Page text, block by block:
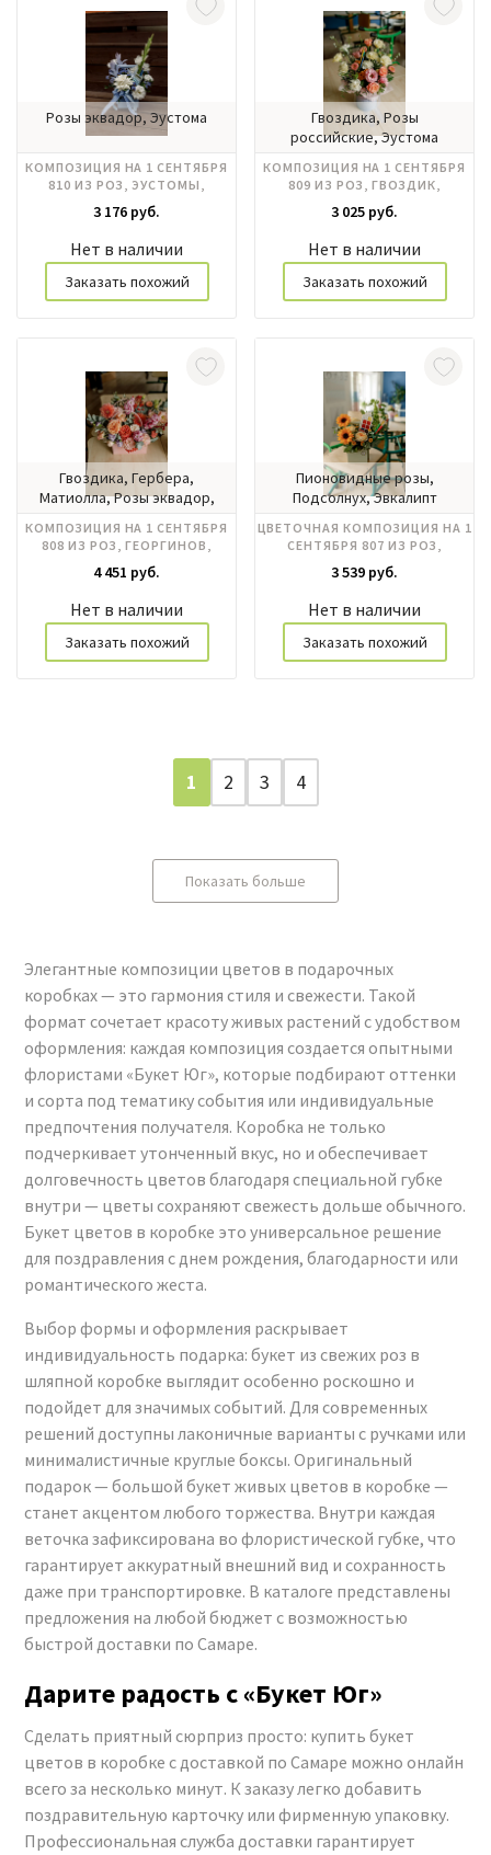
Розы эквадор, Эустома
КОМПОЗИЦИЯ НА 1 СЕНТЯБРЯ
810 ИЗ РОЗ, ЭУСТОМЫ,
ГЛАДИОЛУСА
3 176 руб.
Нет в наличии
Заказать похожий
Гвоздика, Розы
российские, Эустома
КОМПОЗИЦИЯ НА 1 СЕНТЯБРЯ
809 ИЗ РОЗ, ГВОЗДИК,
ЭУСТОМЫ
3 025 руб.
Нет в наличии
Заказать похожий
Гвоздика, Гербера,
Матиолла, Розы эквадор,
КОМПОЗИЦИЯ НА 1 СЕНТЯБРЯ
808 ИЗ РОЗ, ГЕОРГИНОВ,
ЭУСТОМЫ
4 451 руб.
Нет в наличии
Заказать похожий
Пионовидные розы,
Подсолнух, Эвкалипт
ЦВЕТОЧНАЯ КОМПОЗИЦИЯ НА 1
СЕНТЯБРЯ 807 ИЗ РОЗ,
ПОДСОЛНУХОВ, МОЛЮЦЕЛЛЫ
3 539 руб.
Нет в наличии
Заказать похожий
1 2 3 4
Показать больше
Элегантные композиции цветов в подарочных
коробках— это гармония стиля и свежести. Такой
формат сочетает красоту живых растений с удобством
оформления: каждая композиция создается опытными
флористами «Букет Юг», которые подбирают оттенки
и сорта под тематику события или индивидуальные
предпочтения получателя. Коробка не только
подчеркивает утонченный вкус, но и обеспечивает
долговечность цветов благодаря специальной губке
внутри — цветы сохраняют свежесть дольше обычного.
Букет цветов в коробке это универсальное решение
для поздравления с днем рождения, благодарности или
романтического жеста.
Выбор формы и оформления раскрывает
индивидуальность подарка: букет из свежих роз в
шляпной коробке выглядит особенно роскошно и
подойдет для значимых событий. Для современных
решений доступны лаконичные варианты с ручками или
минималистичные круглые боксы. Оригинальный
подарок — большой букет живых цветов в коробке —
станет акцентом любого торжества. Внутри каждая
веточка зафиксирована во флористической губке, что
гарантирует аккуратный внешний вид и сохранность
даже при транспортировке. В каталоге представлены
предложения на любой бюджет с возможностью
быстрой доставки по Самаре.
Дарите радость с «Букет Юг»
Сделать приятный сюрприз просто: купить букет
цветов в коробке с доставкой по Самаре можно онлайн
всего за несколько минут. К заказу легко добавить
поздравительную карточку или фирменную упаковку.
Профессиональная служба доставки гарантирует